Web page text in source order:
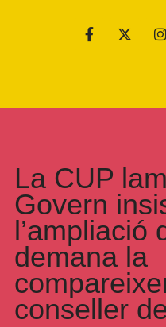
La CUP
Govern
l’ampliació
demana la
conseller